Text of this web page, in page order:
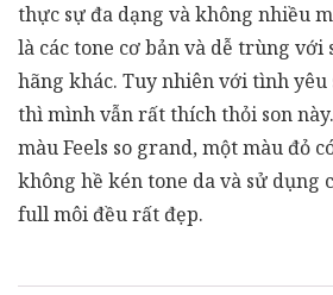
thực sự đa dạng và không nhiều
là các tone cơ bản và dễ trùng với
hãng khác. Tuy nhiên với tình yêu
thì mình vẫn rất thích thỏi son
màu Feels so grand, một màu đỏ
không hề kén tone da và sử dụng
full môi đều rất đẹp.